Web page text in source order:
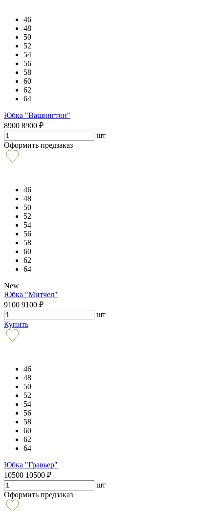
46
48
50
52
54
56
58
60
62
64
Юбка "Вашингтон"
8900 8900 ₽
шт
Оформить предзаказ
46
48
50
52
54
56
58
60
62
64
New
Юбка "Митчел"
9100 9100 ₽
шт
Купить
46
48
50
52
54
56
58
60
62
64
Юбка "Гравьер"
10500 10500 ₽
шт
Оформить предзаказ